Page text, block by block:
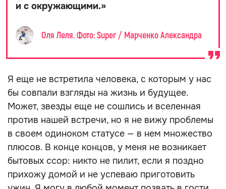
и с окружающими.»
Оля Леля. Фото: Super / Марченко Александра
Я еще не встретила человека, с которым у нас
бы совпали взгляды на жизнь и будущее.
Может, звезды еще не сошлись и вселенная
против нашей встречи, но я не вижу проблемы
в своем одиноком статусе — в нем множество
плюсов. В конце концов, у меня не возникает
бытовых ссор: никто не пилит, если я поздно
прихожу домой и не успеваю приготовить